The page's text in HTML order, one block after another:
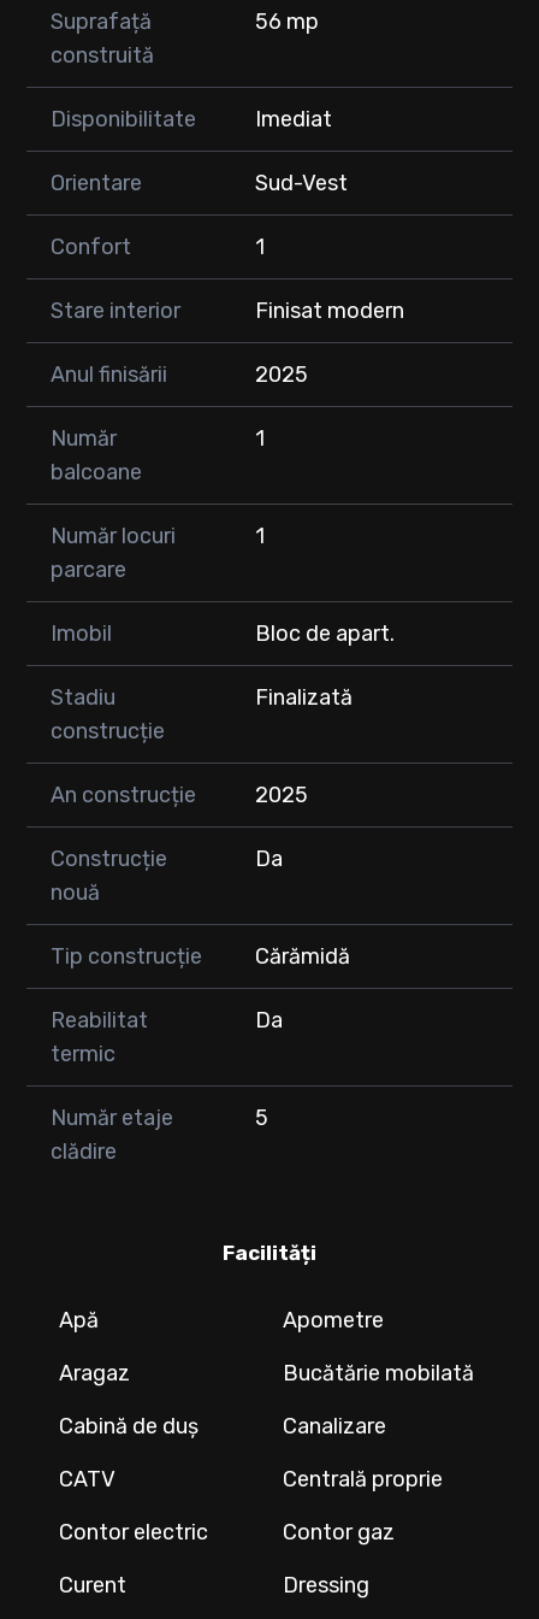
Suprafață
construită
56 mp
Disponibilitate Imediat
Orientare Sud-Vest
Confort 1
Stare interior Finisat modern
Anul finisării 2025
Număr
balcoane
1
Număr locuri
parcare
1
Imobil Bloc de apart.
Stadiu
construcție
Finalizată
An construcție 2025
Construcție
nouă
Da
Tip construcție Cărămidă
Reabilitat
termic
Da
Număr etaje
clădire
5
Facilități
Apă
Apometre
Aragaz
Bucătărie mobilată
Cabină de duș
Canalizare
CATV
Centrală proprie
Contor electric
Contor gaz
Curent
Dressing